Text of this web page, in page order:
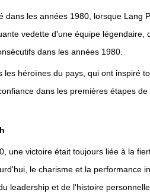
dans les années 1980, lorsque Lang
vedette d'une équipe légendaire,
dans les années 1980.
les héroïnes du pays, qui ont inspiré
dans les premières étapes
une victoire était toujours liée à la
le charisme et la performance
leadership et de l'histoire